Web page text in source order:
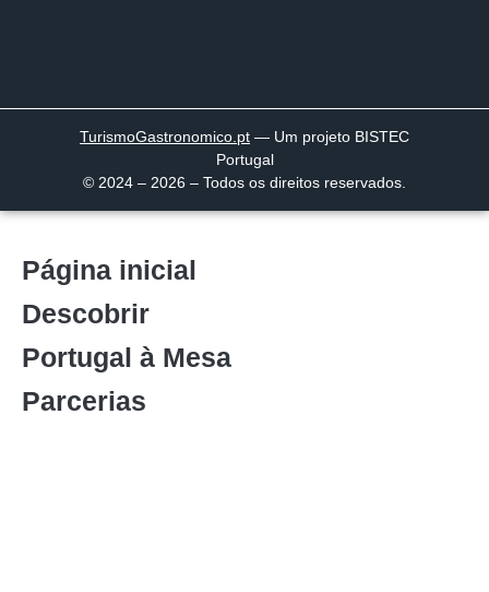
TurismoGastronomico .pt — Um projeto BISTEC
Portugal
© 2024 – 2026 – Todos os direitos reservados.
Página inicial
Descobrir
Portugal à Mesa
Parcerias